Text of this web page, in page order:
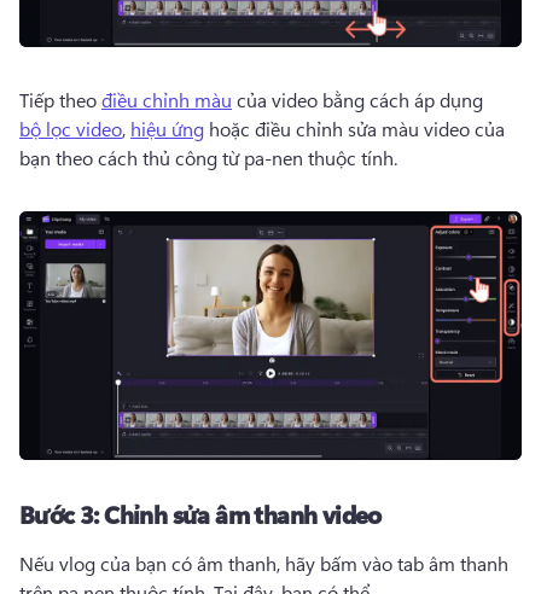
Tiếp theo điều chỉnh màu của video bằng cách áp dụng
bộ lọc video, hiệu ứng hoặc điều chỉnh sửa màu video của
bạn theo cách thủ công từ pa-nen thuộc tính.
Bước 3:Chỉnh sửa âm thanh video
Nếu vlog của bạn có âm thanh, hãy bấm vào tab âm thanh